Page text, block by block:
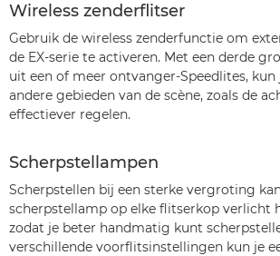
Wireless zenderflitser
Gebruik de wireless zenderfunctie om
de EX-serie te activeren. Met een derde
uit een of meer ontvanger-Speedlites,
andere gebieden van de scène, zoals de
effectiever regelen.
Scherpstellampen
Scherpstellen bij een sterke vergroting
scherpstellamp op elke flitserkop verlicht
zodat je beter handmatig kunt
verschillende voorflitsinstellingen kun je